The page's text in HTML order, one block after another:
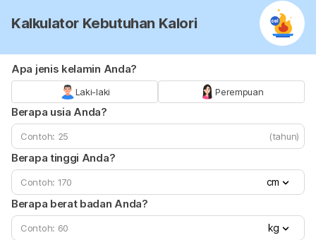
Kalkulator Kebutuhan Kalori
Apa jenis kelamin Anda?
Laki-laki Perempuan
Berapa usia Anda?
(tahun)
Berapa tinggi Anda?
cm
Berapa berat badan Anda?
kg